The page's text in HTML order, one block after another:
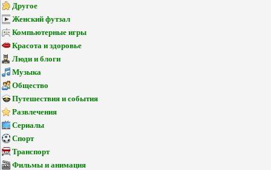
Другое
Женский футзал
Компьютерные игры
Красота и здоровье
Люди и блоги
Музыка
Общество
Путешествия и события
Развлечения
Сериалы
Спорт
Транспорт
Фильмы и анимация